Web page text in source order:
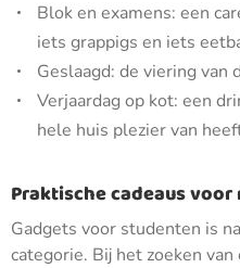
Blok en examens: een
iets grappigs en iets
Geslaagd: de viering
Verjaardag op kot: een
hele huis plezier van
Praktische cadeaus voor
Gadgets voor studenten is
categorie. Bij het zoeken